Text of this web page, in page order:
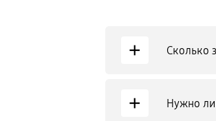
+ Сколько
+ Нужно ли